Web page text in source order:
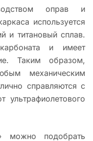
оправ и
используется
и титановый сплав.
и имеет
Таким образом,
механическим
справляются с
ультрафиолетового
можно подобрать